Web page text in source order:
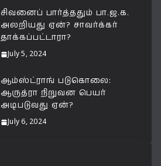
சிவனைப் பார்த்ததும் பா.ஜ.க.
அலறியது ஏன்? சாவர்க்கர்
தாக்கப்பட்டாரா?
July 5, 2024
ஆம்ஸ்ட்ராங் படுகொலை:
ஆருத்ரா நிறுவன பெயர்
அடிபடுவது ஏன்?
July 6, 2024